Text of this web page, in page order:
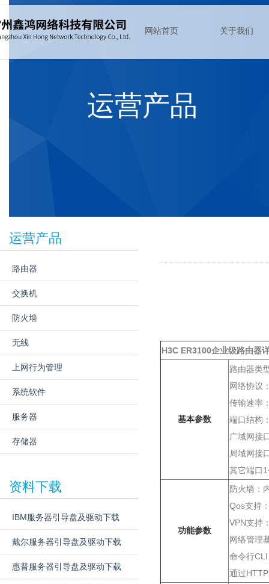
网站首页 关于我们
防火墙
无线
运营产品
H3C ER3100企业级路由器
基本参数
路由器类
网络协议
传输速率
端口结构
广域网接
局域网接
其它端口
功能参数
防火墙：
Qos支持
VPN支持
网络管理
命令行CLI
通过
运营产品
路由器
交换机
防火墙
无线
上网行为管理
系统软件
服务器
存储器
资料下载
IBM服务器引导盘及驱动下载
戴尔服务器引导盘及驱动下载
惠普服务器引导盘及驱动下载